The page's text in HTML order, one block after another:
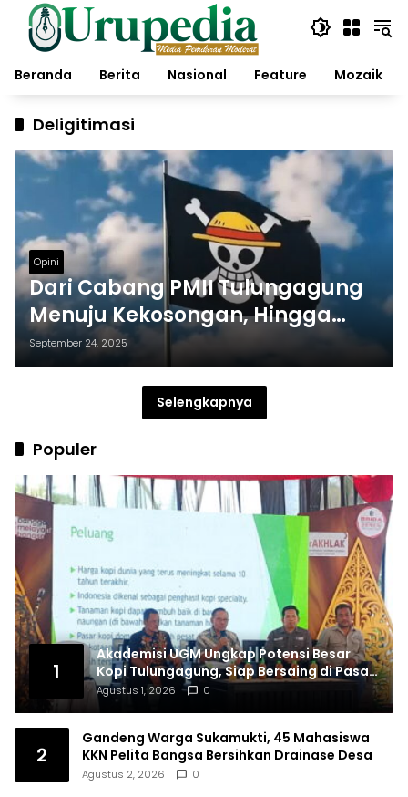
Langsung
konten
Beranda
Berita Nasional Feature Mozaik
Deligitimasi
Opini
Dari Cabang PMII Tulungagung
Menuju Kekosongan, Hingga
Ketua Tanpa Etika
September 24, 2025
Selengkapnya
Populer
1
Akademisi UGM Ungkap Potensi Besar
Kopi Tulungagung, Siap Bersaing di Pasar
Nasional hingga Dunia
Agustus 1, 2026 0
2
Gandeng Warga Sukamukti, 45 Mahasiswa
KKN Pelita Bangsa Bersihkan Drainase Desa
Agustus 2, 2026 0